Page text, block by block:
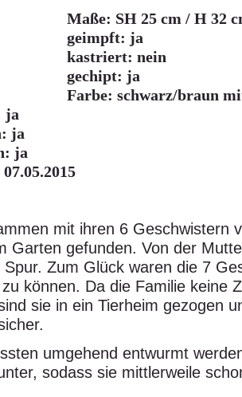
Maße: SH 25 cm / H 32
geimpft: ja
kastriert: nein
gechipt: ja
Farbe: schwarz/braun
ja
ja
ja
mit ihren 6 Geschwistern
Garten gefunden. Von der
Zum Glück waren die 7
können. Da die Familie keine
sie in ein Tierheim gezogen
umgehend entwurmt
sodass sie mittlerweile